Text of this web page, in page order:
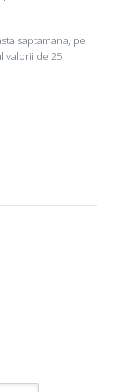
saptamana, pe
valorii de 25